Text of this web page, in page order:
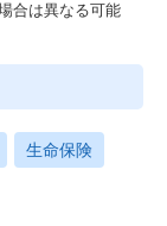
合は異なる可能
生命保険